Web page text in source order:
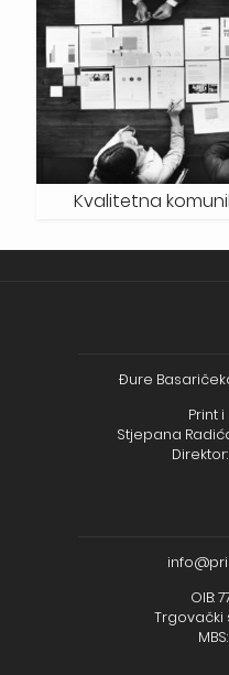
Kvalitetna
Đure
Print
Stjepana
OIB:
Trgovački